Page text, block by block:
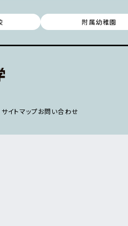
附属幼稚園
サイトマップお問い合わせ